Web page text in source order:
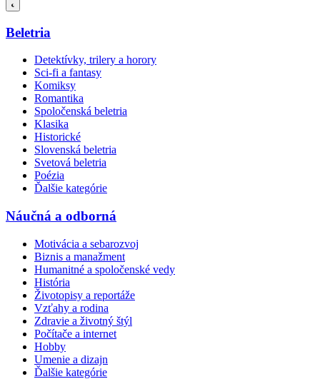
Beletria
Detektívky, trilery a horory
Sci-fi a fantasy
Komiksy
Romantika
Spoločenská beletria
Klasika
Historické
Slovenská beletria
Svetová beletria
Poézia
Ďalšie kategórie
Náučná a odborná
Motivácia a sebarozvoj
Biznis a manažment
Humanitné a spoločenské vedy
História
Životopisy a reportáže
Vzťahy a rodina
Zdravie a životný štýl
Počítače a internet
Hobby
Umenie a dizajn
Ďalšie kategórie